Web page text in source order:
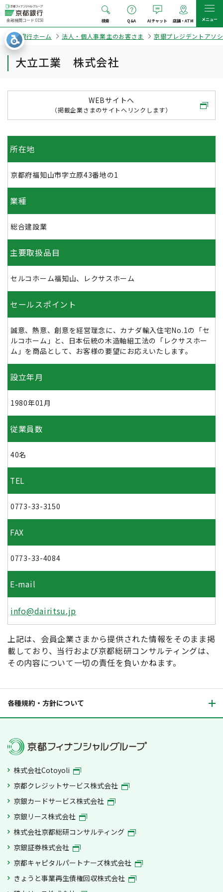
金融機関コード:0158 検索 Q&A AIチャット 店舗・ATM メニュー
京都銀行ホーム 法人・個人事業主のお客さま 京銀プレジデントアソ
大立工業 株式会社
WEBサイトへ
（掲載企業さまのサイトへリンクします）
所在地
京都府福知山市字立原43番地の1
業種
総合建設業
主要取扱品目
セルコホーム福知山、レクサスホーム
セールスポイント
誠意、熱意、創意を経営理念に、カナダ輸入住宅No.1の「セ
ルコホーム」と、日本伝統の木造軸組工法の「レクサスホー
ム」を商品として、お客様の要望にお応えいたします。
設立年月
1980年01月
従業員数
40名
TEL
0773-33-3150
FAX
0773-33-4084
E-mail
info@dairitsu.jp
上記は、会員企業さまから提供された情報をそのまま掲
載しており、当行および京都総研コンサルティングは、
その内容について一切の責任を負いかねます。
各種規約・方針について
株式会社Cotoyoli
京都クレジットサービス株式会社
京銀カードサービス株式会社
京銀リース株式会社
株式会社京都総研コンサルティング
京銀証券株式会社
京都キャピタルパートナーズ株式会社
きょうと事業再生債権回収株式会社